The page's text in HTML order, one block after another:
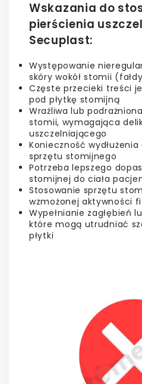
Wskazania do
pierścienia
Secuplast:
Występowanie
skóry wokół stomii
Częste przecieki treści
pod płytkę stomijną
Wrażliwa lub
stomii, wymagająca
uszczelniającego
Konieczność
sprzętu stomijnego
Potrzeba lepszego
stomijnej do ciała
Stosowanie sprzętu
wzmożonej aktywności
Wypełnianie zagłębień
które mogą utrudniać
płytki